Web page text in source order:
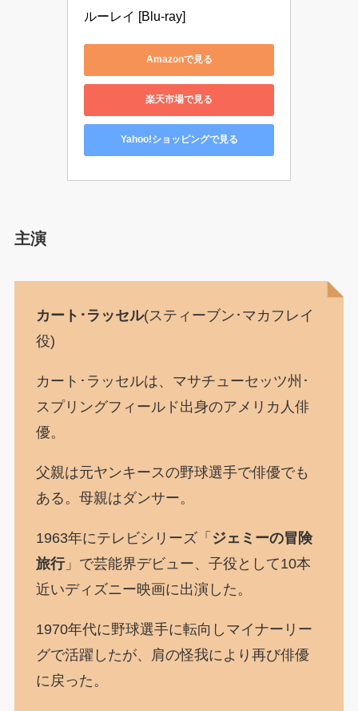
ルーレイ [Blu-ray]
Amazonで見る
楽天市場で見る
Yahoo!ショッピングで見る
主演
カート･ラッセル(スティーブン･マカフレイ
役)
カート･ラッセルは、マサチューセッツ州･
スプリングフィールド出身のアメリカ人俳
優。
父親は元ヤンキースの野球選手で俳優でも
ある。母親はダンサー。
1963年にテレビシリーズ「 ジェミーの冒険
旅行」で芸能界デビュー、子役として10本
近いディズニー映画に出演した。
1970年代に野球選手に転向しマイナーリー
グで活躍したが、肩の怪我により再び俳優
に戻った。